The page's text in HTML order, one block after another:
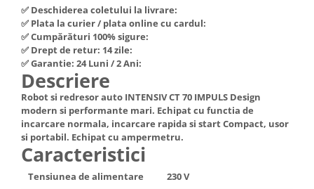
Masini de taiat placi ceramice /
gresie / faianta / parchet
Masini de canelat
Menghine
Motoare termice
Motoare electrice
Nivela de masurat
Pistoale de impact electrice si
pneumatice
Espressoare, cafetiere si rasnite
Fiare de calcat / Mese pentru
calcat
Forme de prajituri
Hote
Hote Decorative
Hote Telescopice
Hote Traditionale
Hote Incorporabile
Hote Country
✅ Deschiderea coletului la livrare:
✅ Plata la curier / plata online cu cardul:
✅ Cumpărături 100% sigure:
✅ Drept de retur: 14 zile:
✅ Garantie: 24 Luni / 2 Ani:
Descriere
Robot si redresor auto INTENSIV CT 70 IMPULS Design
modern si performante mari. Echipat cu functia de
incarcare normala, incarcare rapida si start Compact, usor
si portabil. Echipat cu ampermetru.
Caracteristici
Tensiunea de alimentare
230 V